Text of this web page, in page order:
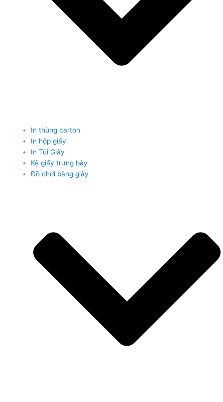
In thùng carton
In hộp giấy
In Túi Giấy
Kệ giấy trưng bày
Đồ chơi bằng giấy